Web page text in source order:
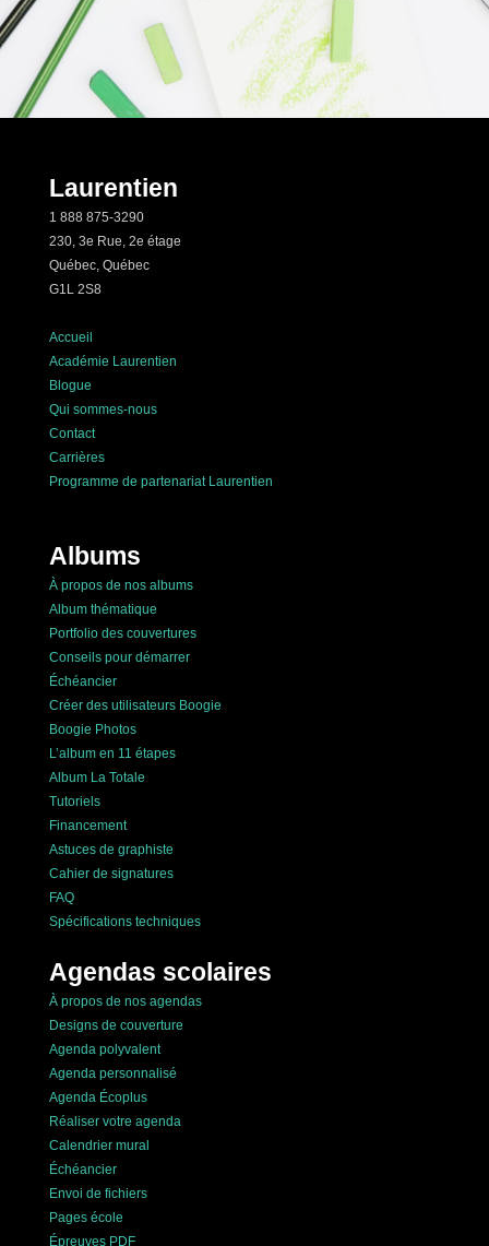
Laurentien
1 888 875-3290
230, 3e Rue, 2e étage
Québec, Québec
G1L 2S8
Accueil
Académie Laurentien
Blogue
Qui sommes-nous
Contact
Carrières
Programme de partenariat Laurentien
Albums
À propos de nos albums
Album thématique
Portfolio des couvertures
Conseils pour démarrer
Échéancier
Créer des utilisateurs Boogie
Boogie Photos
L’album en 11 étapes
Album La Totale
Tutoriels
Financement
Astuces de graphiste
Cahier de signatures
FAQ
Spécifications techniques
Agendas scolaires
À propos de nos agendas
Designs de couverture
Agenda polyvalent
Agenda personnalisé
Agenda Écoplus
Réaliser votre agenda
Calendrier mural
Échéancier
Envoi de fichiers
Pages école
Épreuves PDF